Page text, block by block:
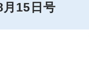
15日号